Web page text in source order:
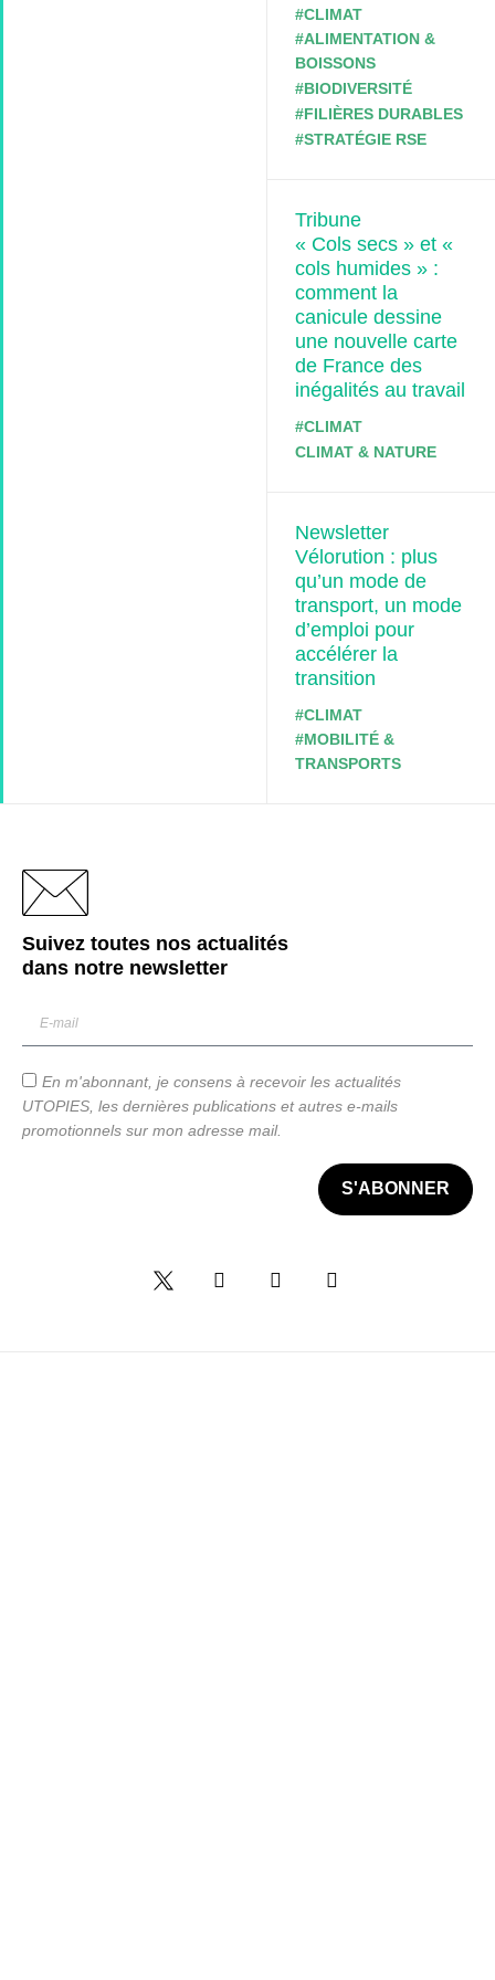
#CLIMAT
#ALIMENTATION &
BOISSONS
#BIODIVERSITÉ
#FILIÈRES DURABLES
#STRATÉGIE RSE
Tribune
« Cols secs » et «
cols humides » :
comment la
canicule dessine
une nouvelle carte
de France des
inégalités au travail
#CLIMAT
CLIMAT & NATURE
Newsletter
Vélorution : plus
qu’un mode de
transport, un mode
d’emploi pour
accélérer la
transition
#CLIMAT
#MOBILITÉ &
TRANSPORTS
Suivez toutes nos actualités
dans notre newsletter
En m'abonnant, je consens à recevoir les actualités
UTOPIES, les dernières publications et autres e-mails
promotionnels sur mon adresse mail.
S'ABONNER